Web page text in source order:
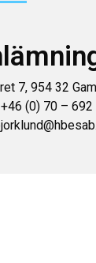
7, 954 32
+46 (0) 70 – 692